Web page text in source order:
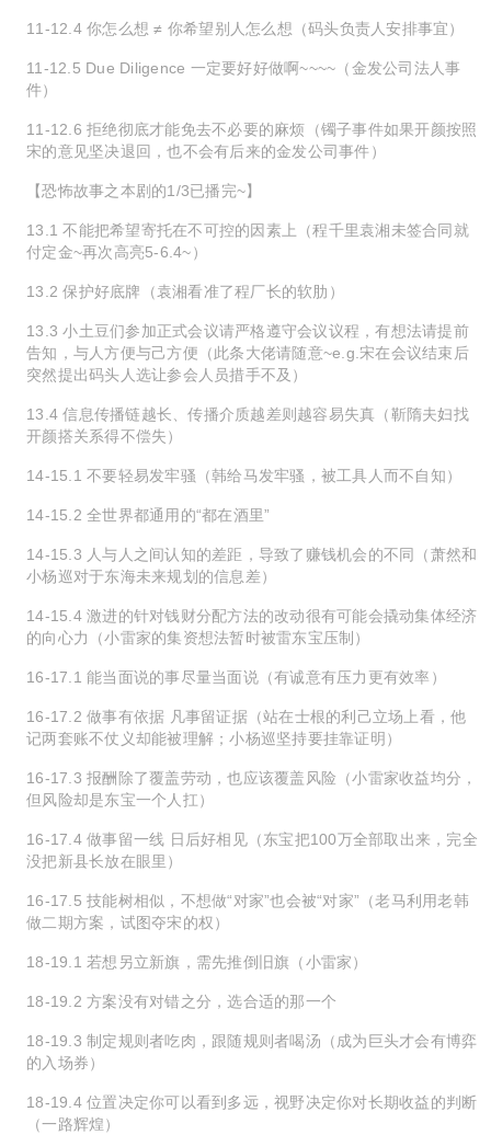
11-12.4 你怎么想 ≠ 你希望别人怎么想（码头负责人安排事宜）
11-12.5 Due Diligence 一定要好好做啊~~~~（金发公司法人事
件）
11-12.6 拒绝彻底才能免去不必要的麻烦（镯子事件如果开颜按照
宋的意见坚决退回，也不会有后来的金发公司事件）
【恐怖故事之本剧的1/3已播完~】
13.1 不能把希望寄托在不可控的因素上（程千里袁湘未签合同就
付定金~再次高亮5-6.4~）
13.2 保护好底牌（袁湘看准了程厂长的软肋）
13.3 小土豆们参加正式会议请严格遵守会议议程，有想法请提前
告知，与人方便与己方便（此条大佬请随意~e.g.宋在会议结束后
突然提出码头人选让参会人员措手不及）
13.4 信息传播链越长、传播介质越差则越容易失真（靳隋夫妇找
开颜搭关系得不偿失）
14-15.1 不要轻易发牢骚（韩给马发牢骚，被工具人而不自知）
14-15.2 全世界都通用的“都在酒里”
14-15.3 人与人之间认知的差距，导致了赚钱机会的不同（萧然和
小杨巡对于东海未来规划的信息差）
14-15.4 激进的针对钱财分配方法的改动很有可能会撬动集体经济
的向心力（小雷家的集资想法暂时被雷东宝压制）
16-17.1 能当面说的事尽量当面说（有诚意有压力更有效率）
16-17.2 做事有依据 凡事留证据（站在士根的利己立场上看，他
记两套账不仗义却能被理解；小杨巡坚持要挂靠证明）
16-17.3 报酬除了覆盖劳动，也应该覆盖风险（小雷家收益均分，
但风险却是东宝一个人扛）
16-17.4 做事留一线 日后好相见（东宝把100万全部取出来，完全
没把新县长放在眼里）
16-17.5 技能树相似，不想做“对家”也会被“对家”（老马利用老韩
做二期方案，试图夺宋的权）
18-19.1 若想另立新旗，需先推倒旧旗（小雷家）
18-19.2 方案没有对错之分，选合适的那一个
18-19.3 制定规则者吃肉，跟随规则者喝汤（成为巨头才会有博弈
的入场券）
18-19.4 位置决定你可以看到多远，视野决定你对长期收益的判断
（一路辉煌）